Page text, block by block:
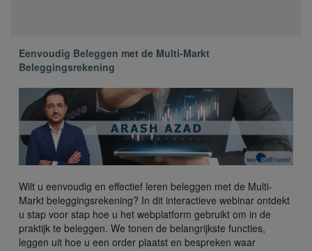
Eenvoudig Beleggen met de Multi-Markt
Beleggingsrekening
Wilt u eenvoudig en effectief leren beleggen met de Multi-
Markt beleggingsrekening? In dit interactieve webinar ontdekt
u stap voor stap hoe u het webplatform gebruikt om in de
praktijk te beleggen. We tonen de belangrijkste functies,
leggen uit hoe u een order plaatst en bespreken waar